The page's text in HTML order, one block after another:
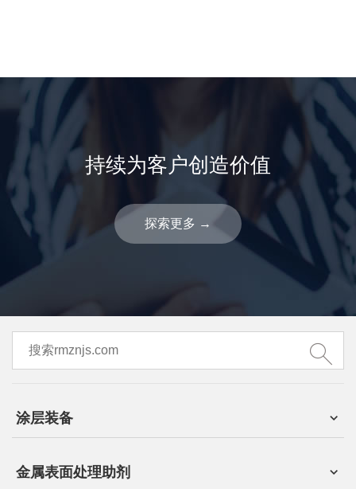
持续为客户创造价值
探索更多 →
涂层装备
金属表面处理助剂